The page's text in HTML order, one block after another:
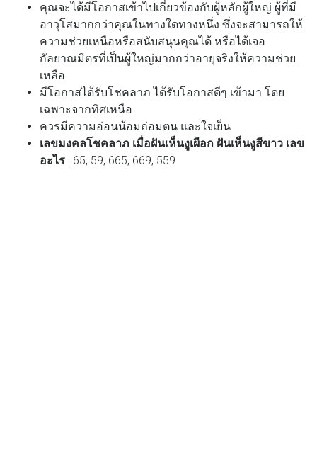
คุณจะได้มีโอกาสเข้าไปเกี่ยวข้องกับผู้หลักผู้ใหญ่ ผู้ที่มี
อาวุโสมากกว่าคุณในทางใดทางหนึ่ง ซึ่งจะสามารถให้
ความช่วยเหนือหรือสนับสนุนคุณได้ หรือได้เจอ
กัลยาณมิตรที่เป็นผู้ใหญ่มากกว่าอายุจริงให้ความช่วย
เหลือ
มีโอกาสได้รับโชคลาภ ได้รับโอกาสดีๆ เข้ามา โดย
เฉพาะจากทิศเหนือ
ควรมีความอ่อนน้อมถ่อมตน และใจเย็น
เลขมงคลโชคลาภ เมื่อฝันเห็นงูเผือก ฝันเห็นงูสีขาว เลข
อะไร : 65, 59, 665, 669, 559